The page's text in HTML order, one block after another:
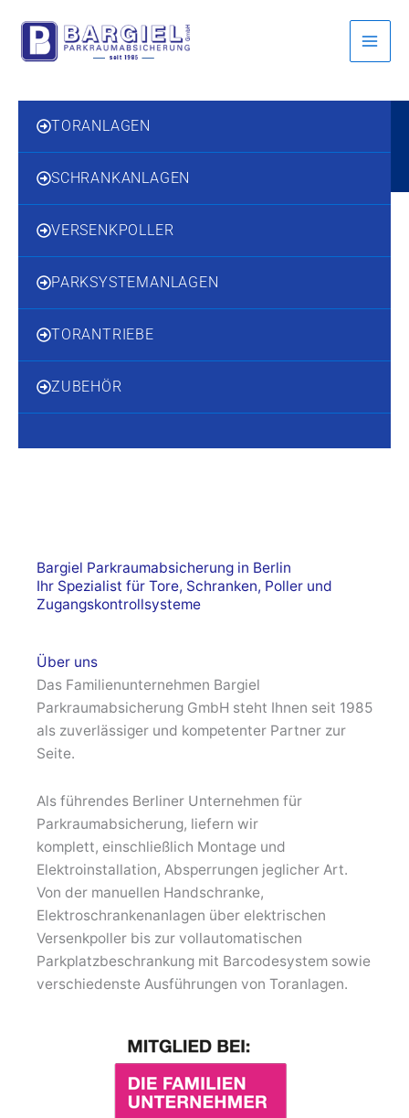
springen
Inhalt
springen
TORANLAGEN
SCHRANKANLAGEN
VERSENKPOLLER
PARKSYSTEMANLAGEN
TORANTRIEBE
ZUBEHÖR
Bargiel Parkraumabsicherung in Berlin
Ihr Spezialist für Tore, Schranken, Poller und
Zugangskontrollsysteme
Über uns
Das Familienunternehmen Bargiel
Parkraumabsicherung GmbH steht Ihnen seit 1985
als zuverlässiger und kompetenter Partner zur
Seite.
Als führendes Berliner Unternehmen für
Parkraumabsicherung, liefern wir
komplett, einschließlich Montage und
Elektroinstallation, Absperrungen jeglicher Art.
Von der manuellen Handschranke,
Elektroschrankenanlagen über elektrischen
Versenkpoller bis zur vollautomatischen
Parkplatzbeschrankung mit Barcodesystem sowie
verschiedenste Ausführungen von Toranlagen.